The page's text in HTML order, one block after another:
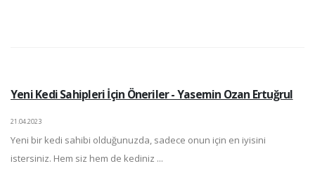
Yeni Kedi Sahipleri İçin Öneriler - Yasemin Ozan Ertuğrul
21.04.2023
Yeni bir kedi sahibi olduğunuzda, sadece onun için en iyisini
istersiniz. Hem siz hem de kediniz ...